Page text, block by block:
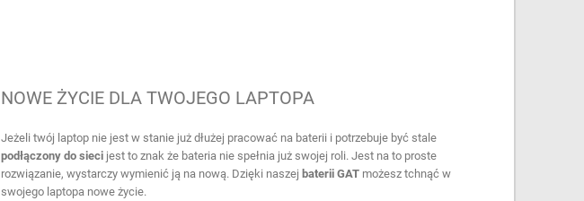
NOWE ŻYCIE DLA TWOJEGO LAPTOPA
Jeżeli twój laptop nie jest w stanie już dłużej pracować na baterii i potrzebuje być stale
podłączony do siecijest to znak że bateria nie spełnia już swojej roli. Jest na to proste
rozwiązanie, wystarczy wymienić ją na nową. Dzięki naszej baterii GATmożesz tchnąć w
swojego laptopa nowe życie.